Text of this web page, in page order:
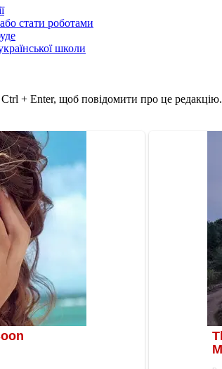
стати роботами
школи
Ctrl + Enter, щоб повідомити про це редакцію.